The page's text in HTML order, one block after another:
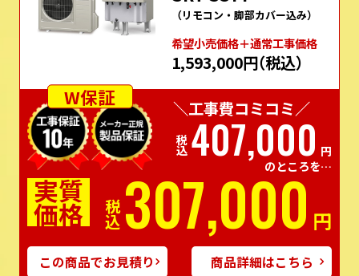
（リモコン・脚部カバー込み）
希望⼩売価格＋通常⼯事価格
1,593,000円（税込）
W保証
＼工事費コミコミ／
税込407,000 円
のところを…
実質
価格 税込307,000 円
この商品でお見積り 商品詳細はこちら